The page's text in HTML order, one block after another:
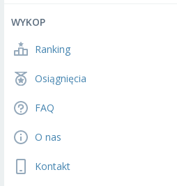
WYKOP
Ranking
Osiągnięcia
FAQ
O nas
Kontakt